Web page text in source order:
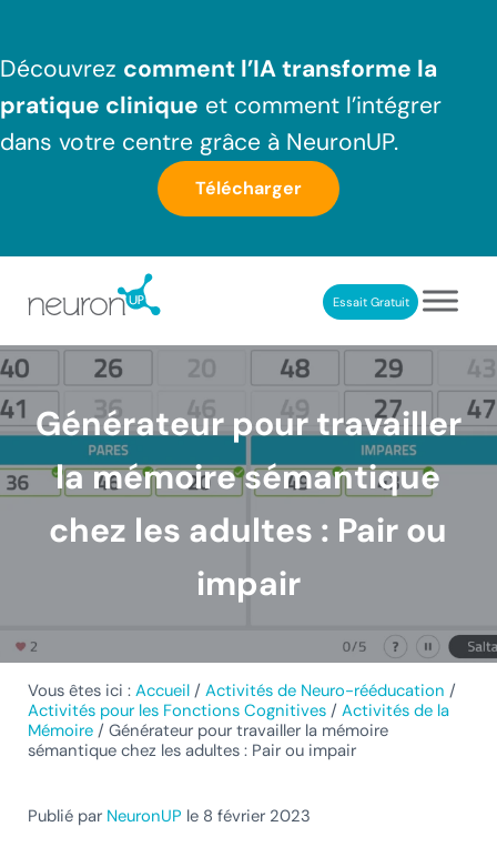
Découvrez comment l’IA transforme la
pratique clinique et comment l’intégrer
dans votre centre grâce à NeuronUP.
Télécharger
Essait Gratuit
Générateur pour travailler
la mémoire sémantique
chez les adultes : Pair ou
impair
Vous êtes ici : Accueil / Activités de Neuro-rééducation /
Activités pour les Fonctions Cognitives / Activités de la
Mémoire / Générateur pour travailler la mémoire
sémantique chez les adultes : Pair ou impair
Publié par NeuronUP le 8 février 2023